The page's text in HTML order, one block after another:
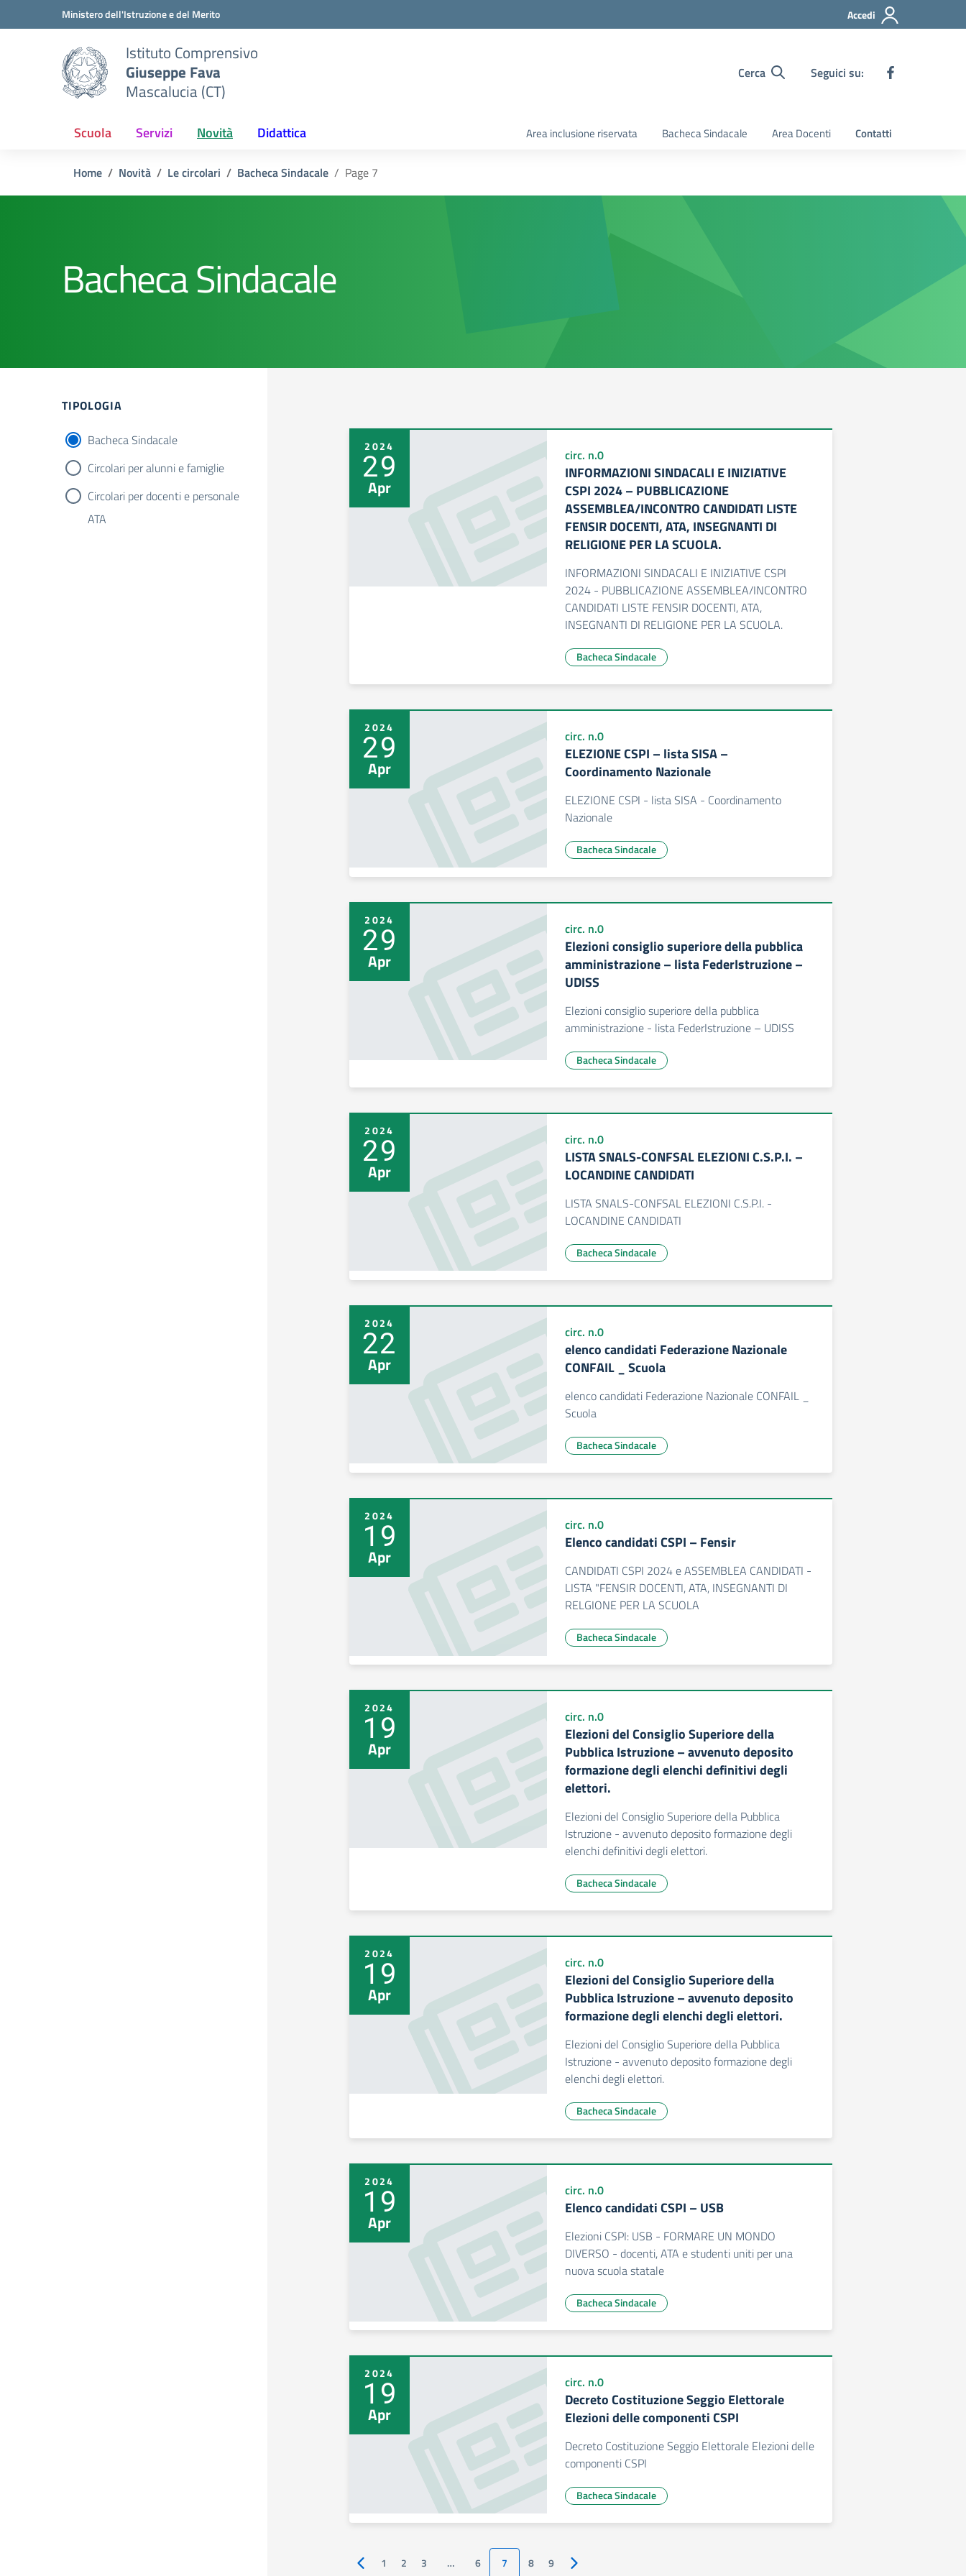
Vai ai contenuti
Vai al menu di navigazioneMinistero dell'Istruzione e del Merito Accedi
Istituto Comprensivo
Giuseppe Fava
Mascalucia (CT)
Cerca Seguici su:
Scuola Servizi Novità Didattica Area inclusione riservata Bacheca Sindacale Area Docenti Contatti
Home Novità Le circolari Bacheca Sindacale Page 7
Bacheca Sindacale
Filtri
TIPOLOGIA
Bacheca Sindacale
Circolari per alunni e famiglie
Circolari per docenti e personale
ATA
2024
29
Apr
circ. n.0
INFORMAZIONI SINDACALI E INIZIATIVE
CSPI 2024 – PUBBLICAZIONE
ASSEMBLEA/INCONTRO CANDIDATI LISTE
FENSIR DOCENTI, ATA, INSEGNANTI DI
RELIGIONE PER LA SCUOLA.
INFORMAZIONI SINDACALI E INIZIATIVE CSPI
2024 - PUBBLICAZIONE ASSEMBLEA/INCONTRO
CANDIDATI LISTE FENSIR DOCENTI, ATA,
INSEGNANTI DI RELIGIONE PER LA SCUOLA.
Bacheca Sindacale
2024
29
Apr
circ. n.0
ELEZIONE CSPI – lista SISA –
Coordinamento Nazionale
ELEZIONE CSPI - lista SISA - Coordinamento
Nazionale
Bacheca Sindacale
2024
29
Apr
circ. n.0
Elezioni consiglio superiore della pubblica
amministrazione – lista FederIstruzione –
UDISS
Elezioni consiglio superiore della pubblica
amministrazione - lista FederIstruzione – UDISS
Bacheca Sindacale
2024
29
Apr
circ. n.0
LISTA SNALS-CONFSAL ELEZIONI C.S.P.I. –
LOCANDINE CANDIDATI
LISTA SNALS-CONFSAL ELEZIONI C.S.P.I. -
LOCANDINE CANDIDATI
Bacheca Sindacale
2024
22
Apr
circ. n.0
elenco candidati Federazione Nazionale
CONFAIL _ Scuola
elenco candidati Federazione Nazionale CONFAIL _
Scuola
Bacheca Sindacale
2024
19
Apr
circ. n.0
Elenco candidati CSPI – Fensir
CANDIDATI CSPI 2024 e ASSEMBLEA CANDIDATI -
LISTA "FENSIR DOCENTI, ATA, INSEGNANTI DI
RELGIONE PER LA SCUOLA
Bacheca Sindacale
2024
19
Apr
circ. n.0
Elezioni del Consiglio Superiore della
Pubblica Istruzione – avvenuto deposito
formazione degli elenchi definitivi degli
elettori.
Elezioni del Consiglio Superiore della Pubblica
Istruzione - avvenuto deposito formazione degli
elenchi definitivi degli elettori.
Bacheca Sindacale
2024
19
Apr
circ. n.0
Elezioni del Consiglio Superiore della
Pubblica Istruzione – avvenuto deposito
formazione degli elenchi degli elettori.
Elezioni del Consiglio Superiore della Pubblica
Istruzione - avvenuto deposito formazione degli
elenchi degli elettori.
Bacheca Sindacale
2024
19
Apr
circ. n.0
Elenco candidati CSPI – USB
Elezioni CSPI: USB - FORMARE UN MONDO
DIVERSO - docenti, ATA e studenti uniti per una
nuova scuola statale
Bacheca Sindacale
2024
19
Apr
circ. n.0
Decreto Costituzione Seggio Elettorale
Elezioni delle componenti CSPI
Decreto Costituzione Seggio Elettorale Elezioni delle
componenti CSPI
Bacheca Sindacale
Pagina precedente
1 2 3 … 6 7 8 9 Pagina successiva